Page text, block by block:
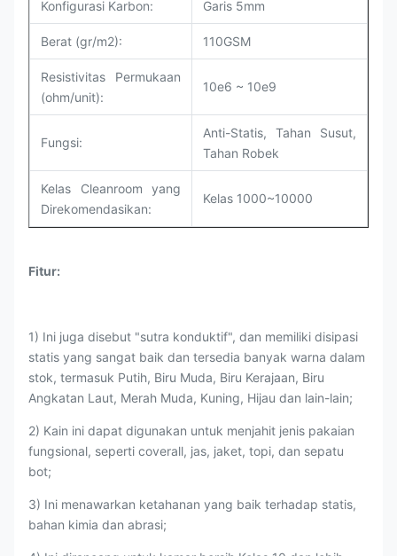
Konfigurasi Karbon: Garis 5mm
Berat (gr/m2): 110GSM
Resistivitas Permukaan
(ohm/unit):
10e6 ~ 10e9
Fungsi:
Anti-Statis, Tahan Susut,
Tahan Robek
Kelas Cleanroom yang
Direkomendasikan:
Kelas 1000~10000
Fitur:
1) Ini juga disebut "sutra konduktif", dan memiliki disipasi
statis yang sangat baik dan tersedia banyak warna dalam
stok, termasuk Putih, Biru Muda, Biru Kerajaan, Biru
Angkatan Laut, Merah Muda, Kuning, Hijau dan lain-lain;
2) Kain ini dapat digunakan untuk menjahit jenis pakaian
fungsional, seperti coverall, jas, jaket, topi, dan sepatu
bot;
3) Ini menawarkan ketahanan yang baik terhadap statis,
bahan kimia dan abrasi;